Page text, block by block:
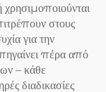
χρησιμοποιούνται
στους
για την
πέρα από
– κάθε
διαδικασίες